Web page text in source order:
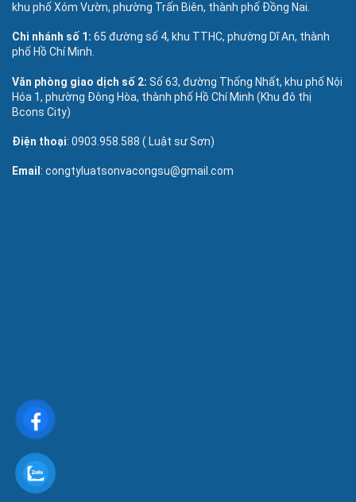
khu phố Xóm Vườn, phường Trấn Biên, thành phố Đồng Nai.
Chi nhánh số 1: 65 đường số 4, khu TTHC, phường Dĩ An, thành
phố Hồ Chí Minh.
Văn phòng giao dịch số 2: Số 63, đường Thống Nhất, khu phố Nội
Hóa 1, phường Đông Hòa, thành phố Hồ Chí Minh (Khu đô thị
Bcons City)
Điện thoại: 0903.958.588 ( Luật sư Sơn)
Email : congtyluatsonvacongsu@gmail.com